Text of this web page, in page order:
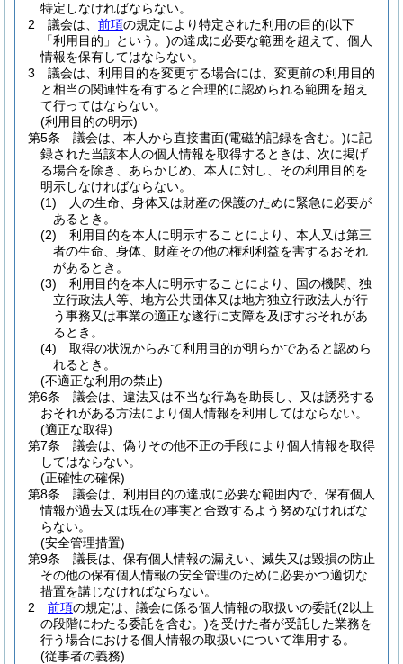
特定しなければならない。
2
議会は、 前項の規定により特定された利用の目的(以下
「利用目的」という。)の達成に必要な範囲を超えて、個人
情報を保有してはならない。
3
議会は、利用目的を変更する場合には、変更前の利用目的
と相当の関連性を有すると合理的に認められる範囲を超え
て行ってはならない。
(利用目的の明示)
第5条
議会は、本人から直接書面(電磁的記録を含む。)に記
録された当該本人の個人情報を取得するときは、次に掲げ
る場合を除き、あらかじめ、本人に対し、その利用目的を
明示しなければならない。
(1)
人の生命、身体又は財産の保護のために緊急に必要が
あるとき。
(2)
利用目的を本人に明示することにより、本人又は第三
者の生命、身体、財産その他の権利利益を害するおそれ
があるとき。
(3)
利用目的を本人に明示することにより、国の機関、独
立行政法人等、地方公共団体又は地方独立行政法人が行
う事務又は事業の適正な遂行に支障を及ぼすおそれがあ
るとき。
(4)
取得の状況からみて利用目的が明らかであると認めら
れるとき。
(不適正な利用の禁止)
第6条
議会は、違法又は不当な行為を助長し、又は誘発する
おそれがある方法により個人情報を利用してはならない。
(適正な取得)
第7条
議会は、偽りその他不正の手段により個人情報を取得
してはならない。
(正確性の確保)
第8条
議会は、利用目的の達成に必要な範囲内で、保有個人
情報が過去又は現在の事実と合致するよう努めなければな
らない。
(安全管理措置)
第9条
議長は、保有個人情報の漏えい、滅失又は毀損の防止
その他の保有個人情報の安全管理のために必要かつ適切な
措置を講じなければならない。
2
前項の規定は、議会に係る個人情報の取扱いの委託(2以上
の段階にわたる委託を含む。)を受けた者が受託した業務を
行う場合における個人情報の取扱いについて準用する。
(従事者の義務)